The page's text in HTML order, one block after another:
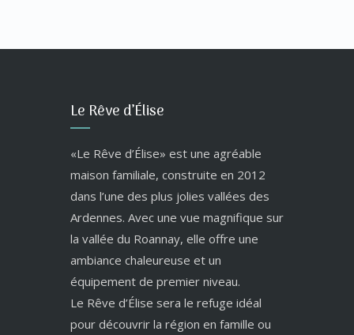
Le Rêve d’Élise
«Le Rêve d’Élise» est une agréable
maison familiale, construite en 2012
dans l’une des plus jolies vallées des
Ardennes. Avec une vue magnifique sur
la vallée du Roannay, elle offre une
ambiance chaleureuse et un
équipement de premier niveau.
Le Rêve d’Élise sera le refuge idéal
pour découvrir la région en famille ou